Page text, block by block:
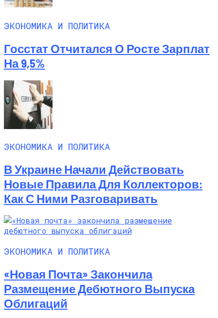
ЭКОНОМИКА И ПОЛИТИКА
Госстат Отчитался О Росте Зарплат
На 9,5%
ЭКОНОМИКА И ПОЛИТИКА
В Украине Начали Действовать
Новые Правила Для Коллекторов:
Как С Ними Разговаривать
ЭКОНОМИКА И ПОЛИТИКА
«Новая Почта» Закончила
Размещение Дебютного Выпуска
Облигаций